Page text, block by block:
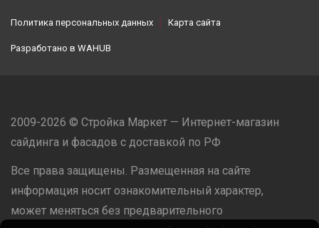
Политика персональных данных Карта сайта
Разработано в WAHUB
2009-2026 © Стройка Маркет — Интернет-магазин
сайдинга и фасадов с доставкой по РФ
Все права защищены. Размещенная на сайте
информация носит ознакомительный характер,
может меняться без предварительного